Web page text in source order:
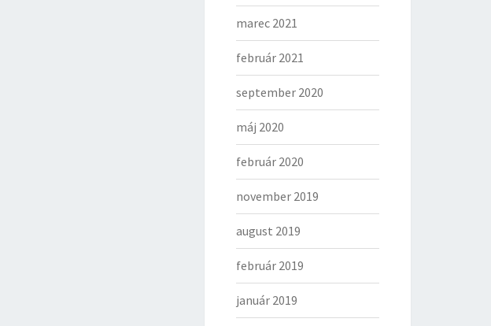
marec 2021
február 2021
september 2020
máj 2020
február 2020
november 2019
august 2019
február 2019
január 2019